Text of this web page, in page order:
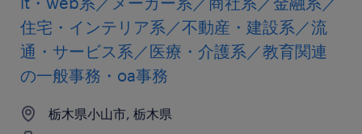
住宅・インテリア系／不動産・建設系／流
通・サービス系／医療・介護系／教育関連
の一般事務・oa事務
栃木県小山市, 栃木県